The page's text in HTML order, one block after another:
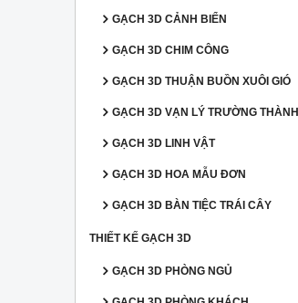
GẠCH 3D CẢNH BIỂN
GẠCH 3D CHIM CÔNG
GẠCH 3D THUẬN BUỒN XUÔI GIÓ
GẠCH 3D VẠN LÝ TRƯỜNG THÀNH
GẠCH 3D LINH VẬT
GẠCH 3D HOA MẪU ĐƠN
GẠCH 3D BÀN TIỆC TRÁI CÂY
THIẾT KẾ GẠCH 3D
GẠCH 3D PHÒNG NGỦ